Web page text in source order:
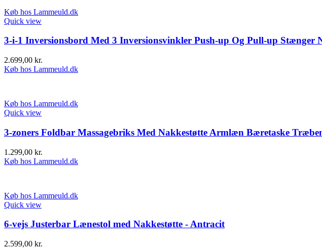
Køb hos Lammeuld.dk
Quick view
3-i-1 Inversionsbord Med 3 Inversionsvinkler Push-up Og Pull-up Stænger
2.699,00 kr.
Køb hos Lammeuld.dk
Køb hos Lammeuld.dk
Quick view
3-zoners Foldbar Massagebriks Med Nakkestøtte Armlæn Bæretaske
1.299,00 kr.
Køb hos Lammeuld.dk
Køb hos Lammeuld.dk
Quick view
6-vejs Justerbar Lænestol med Nakkestøtte - Antracit
2.599,00 kr.